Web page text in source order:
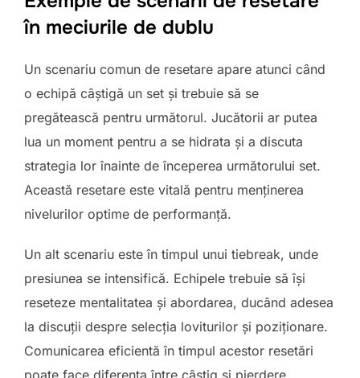
în meciurile de dublu
Un scenariu comun de resetare apare atunci când
o echipă câștigă un set și trebuie să se
pregătească pentru următorul. Jucătorii ar putea
lua un moment pentru a se hidrata și a discuta
strategia lor înainte de începerea următorului set.
Această resetare este vitală pentru menținerea
nivelurilor optime de performanță.
Un alt scenariu este în timpul unui tiebreak, unde
presiunea se intensifică. Echipele trebuie să își
reseteze mentalitatea și abordarea, ducând adesea
la discuții despre selecția loviturilor și poziționare.
Comunicarea eficientă în timpul acestor resetări